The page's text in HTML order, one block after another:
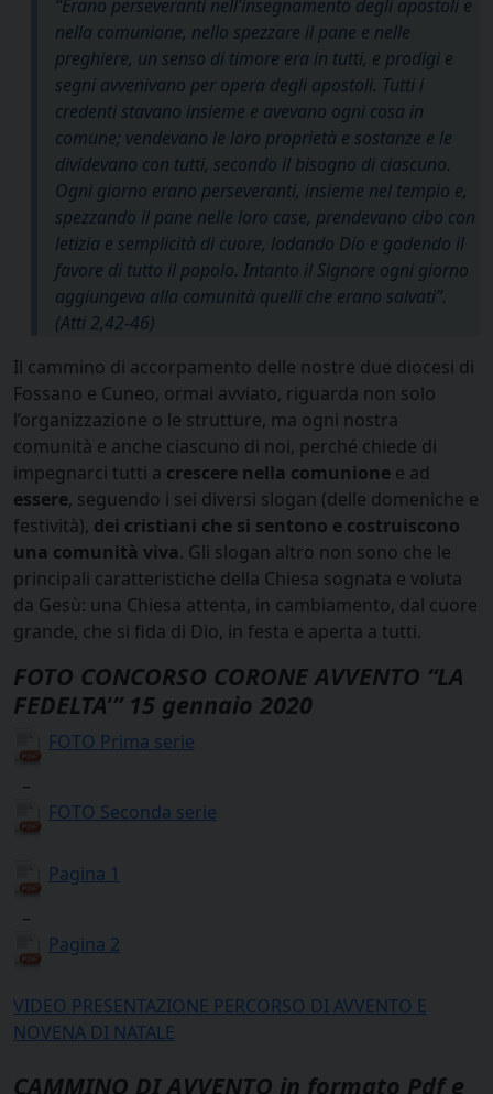
“Erano perseveranti nell’insegnamento degli apostoli e
nella comunione, nello spezzare il pane e nelle
preghiere, un senso di timore era in tutti, e prodigi e
segni avvenivano per opera degli apostoli. Tutti i
credenti stavano insieme e avevano ogni cosa in
comune; vendevano le loro proprietà e sostanze e le
dividevano con tutti, secondo il bisogno di ciascuno.
Ogni giorno erano perseveranti, insieme nel tempio e,
spezzando il pane nelle loro case, prendevano cibo con
letizia e semplicità di cuore, lodando Dio e godendo il
favore di tutto il popolo. Intanto il Signore ogni giorno
aggiungeva alla comunità quelli che erano salvati”.
(Atti 2,42-46)
Il cammino di accorpamento delle nostre due diocesi di
Fossano e Cuneo, ormai avviato, riguarda non solo
l’organizzazione o le strutture, ma ogni nostra
comunità e anche ciascuno di noi, perché chiede di
impegnarci tutti a crescere nella comunione e ad
essere, seguendo i sei diversi slogan (delle domeniche e
festività), dei cristiani che si sentono e costruiscono
una comunità viva. Gli slogan altro non sono che le
principali caratteristiche della Chiesa sognata e voluta
da Gesù: una Chiesa attenta, in cambiamento, dal cuore
grande, che si fida di Dio, in festa e aperta a tutti.
FOTO CONCORSO CORONE AVVENTO “LA
FEDELTA'” 15 gennaio 2020
FOTO Prima serie
–
FOTO Seconda serie
Pagina 1
–
Pagina 2
VIDEO PRESENTAZIONE PERCORSO DI AVVENTO E
NOVENA DI NATALE
CAMMINO DI AVVENTO in formato Pdf e